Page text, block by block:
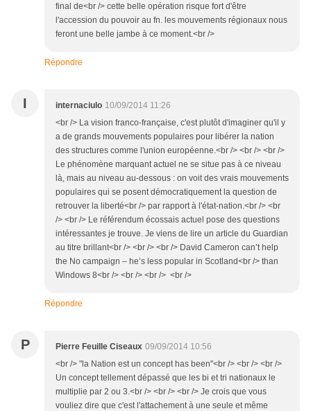
final de<br /> cette belle opération risque fort d'être
l'accession du pouvoir au fn. les mouvements régionaux nous
feront une belle jambe à ce moment.<br />
Répondre
I internaciulo 10/09/2014 11:26
<br /> La vision franco-française, c'est plutôt d'imaginer qu'il y
a de grands mouvements populaires pour libérer la nation
des structures comme l'union européenne.<br /> <br /> <br />
Le phénomène marquant actuel ne se situe pas à ce niveau
là, mais au niveau au-dessous : on voit des vrais mouvements
populaires qui se posent démocratiquement la question de
retrouver la liberté<br /> par rapport à l'état-nation.<br /> <br
/> <br /> Le référendum écossais actuel pose des questions
intéressantes je trouve. Je viens de lire un article du Guardian
au titre brillant<br /> <br /> <br /> David Cameron can’t help
the No campaign – he’s less popular in Scotland<br /> than
Windows 8<br /> <br /> <br /> <br />
Répondre
P Pierre Feuille Ciseaux 09/09/2014 10:56
<br /> "la Nation est un concept has been"<br /> <br /> <br />
Un concept tellement dépassé que les bi et tri nationaux le
multiplie par 2 ou 3.<br /> <br /> <br /> Je crois que vous
vouliez dire que c'est l'attachement à une seule et même